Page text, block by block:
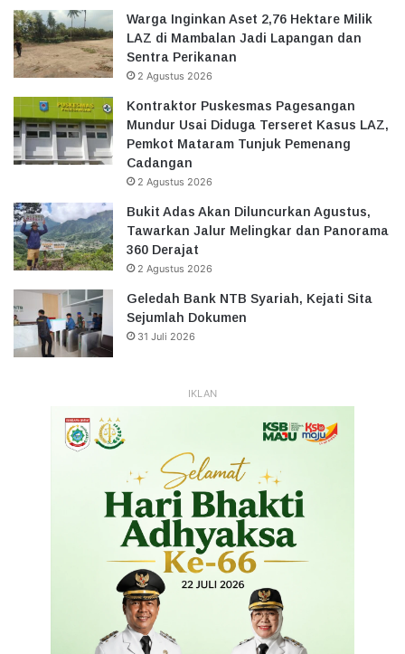
Warga Inginkan Aset 2,76 Hektare Milik
LAZ di Mambalan Jadi Lapangan dan
Sentra Perikanan
2 Agustus 2026
Kontraktor Puskesmas Pagesangan
Mundur Usai Diduga Terseret Kasus LAZ,
Pemkot Mataram Tunjuk Pemenang
Cadangan
2 Agustus 2026
Bukit Adas Akan Diluncurkan Agustus,
Tawarkan Jalur Melingkar dan Panorama
360 Derajat
2 Agustus 2026
Geledah Bank NTB Syariah, Kejati Sita
Sejumlah Dokumen
31 Juli 2026
IKLAN